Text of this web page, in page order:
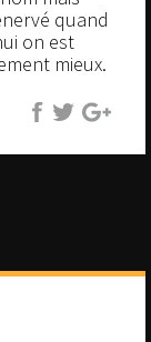
quand
on est
mieux.